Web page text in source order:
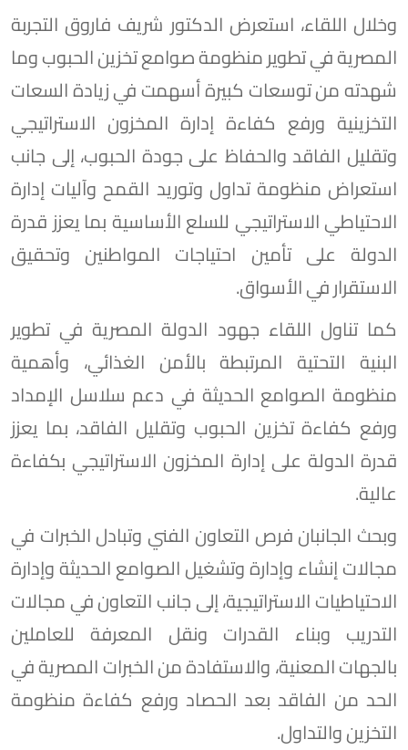
وخلال اللقاء، استعرض الدكتور شريف فاروق التجربة
المصرية في تطوير منظومة صوامع تخزين الحبوب وما
شهدته من توسعات كبيرة أسهمت في زيادة السعات
التخزينية ورفع كفاءة إدارة المخزون الاستراتيجي
وتقليل الفاقد والحفاظ على جودة الحبوب، إلى جانب
استعراض منظومة تداول وتوريد القمح وآليات إدارة
الاحتياطي الاستراتيجي للسلع الأساسية بما يعزز قدرة
الدولة على تأمين احتياجات المواطنين وتحقيق
الاستقرار في الأسواق.
كما تناول اللقاء جهود الدولة المصرية في تطوير
البنية التحتية المرتبطة بالأمن الغذائي، وأهمية
منظومة الصوامع الحديثة في دعم سلاسل الإمداد
ورفع كفاءة تخزين الحبوب وتقليل الفاقد، بما يعزز
قدرة الدولة على إدارة المخزون الاستراتيجي بكفاءة
عالية.
وبحث الجانبان فرص التعاون الفني وتبادل الخبرات في
مجالات إنشاء وإدارة وتشغيل الصوامع الحديثة وإدارة
الاحتياطيات الاستراتيجية، إلى جانب التعاون في مجالات
التدريب وبناء القدرات ونقل المعرفة للعاملين
بالجهات المعنية، والاستفادة من الخبرات المصرية في
الحد من الفاقد بعد الحصاد ورفع كفاءة منظومة
التخزين والتداول.